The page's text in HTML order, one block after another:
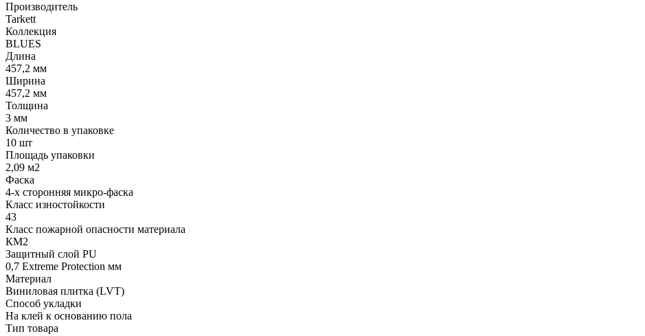
Производитель
Tarkett
Коллекция
BLUES
Длина
457,2 мм
Ширина
457,2 мм
Толщина
3 мм
Количество в упаковке
10 шт
Площадь упаковки
2,09 м2
Фаска
4-х сторонняя микро-фаска
Класс изностойкости
43
Класс пожарной опасности материала
КМ2
Защитный слой PU
0,7 Extreme Protection мм
Материал
Виниловая плитка (LVT)
Способ укладки
На клей к основанию пола
Тип товара